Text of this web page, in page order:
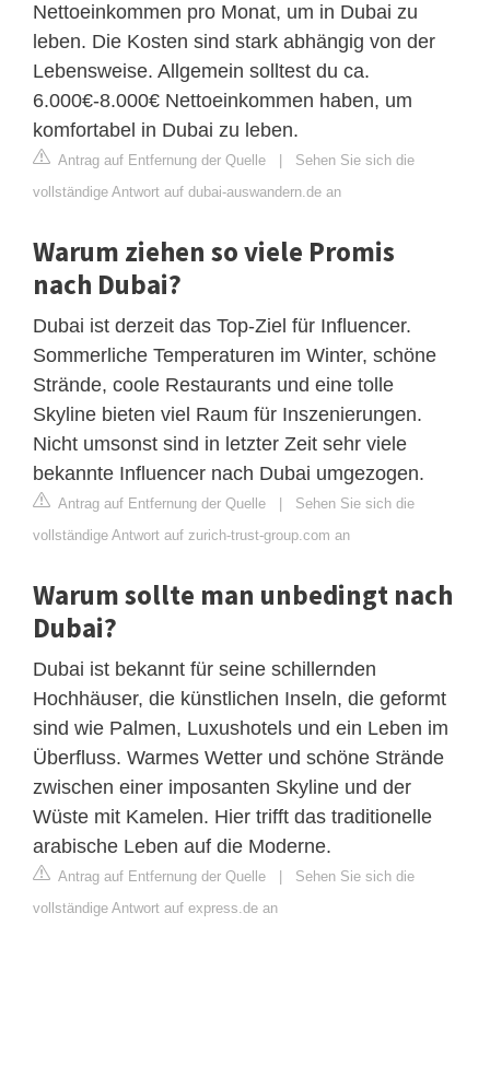
Nettoeinkommen pro Monat, um in Dubai zu
leben. Die Kosten sind stark abhängig von der
Lebensweise. Allgemein solltest du ca.
6.000€-8.000€ Nettoeinkommen haben, um
komfortabel in Dubai zu leben.
Antrag auf Entfernung der Quelle | Sehen Sie sich die
vollständige Antwort auf dubai-auswandern.de an
Warum ziehen so viele Promis
nach Dubai?
Dubai ist derzeit das Top-Ziel für Influencer.
Sommerliche Temperaturen im Winter, schöne
Strände, coole Restaurants und eine tolle
Skyline bieten viel Raum für Inszenierungen.
Nicht umsonst sind in letzter Zeit sehr viele
bekannte Influencer nach Dubai umgezogen.
Antrag auf Entfernung der Quelle | Sehen Sie sich die
vollständige Antwort auf zurich-trust-group.com an
Warum sollte man unbedingt nach
Dubai?
Dubai ist bekannt für seine schillernden
Hochhäuser, die künstlichen Inseln, die geformt
sind wie Palmen, Luxushotels und ein Leben im
Überfluss. Warmes Wetter und schöne Strände
zwischen einer imposanten Skyline und der
Wüste mit Kamelen. Hier trifft das traditionelle
arabische Leben auf die Moderne.
Antrag auf Entfernung der Quelle | Sehen Sie sich die
vollständige Antwort auf express.de an